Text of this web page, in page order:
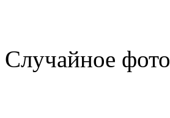
Случайное фото